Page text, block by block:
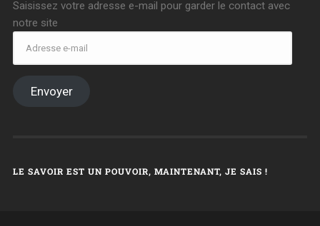
Saisissez votre adresse e-mail pour garder le contact avec
notre site
Envoyer
LE SAVOIR EST UN POUVOIR, MAINTENANT, JE SAIS !